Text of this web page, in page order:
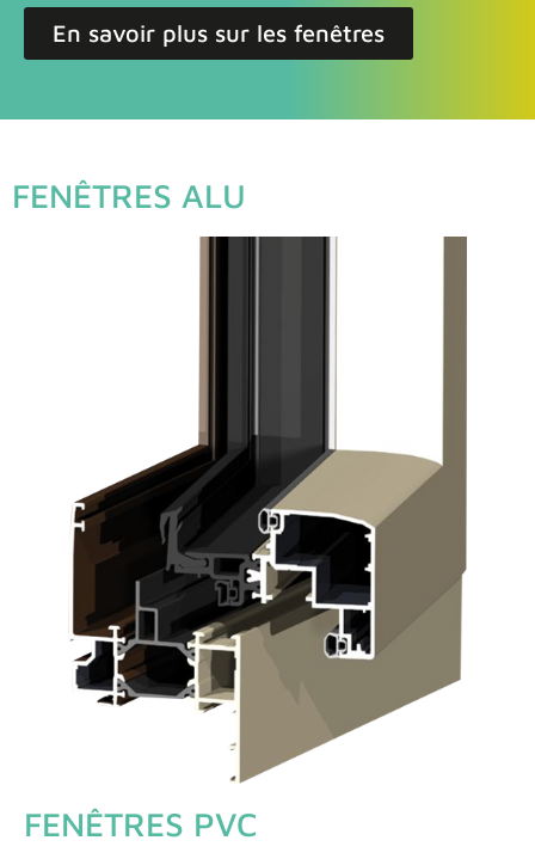
En savoir plus sur les fenêtres
FENÊTRES ALU
FENÊTRES PVC